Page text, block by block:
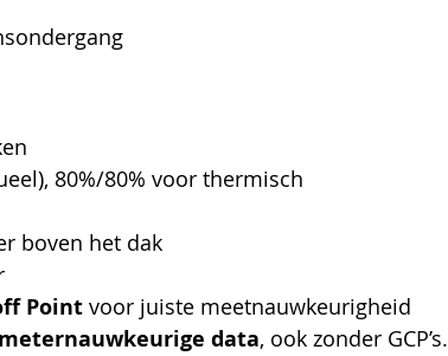
80%/80% voor thermisch
boven het dak
Point voor juiste meetnauwkeurigheid
data, ook zonder GCP’s.